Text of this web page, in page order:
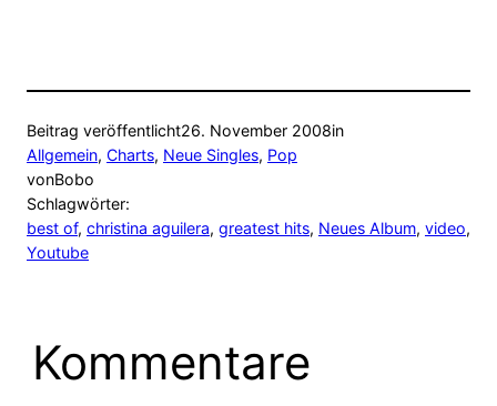
Beitrag veröffentlicht26. November 2008in
Allgemein, Charts, Neue Singles, Pop
vonBobo
Schlagwörter:
best of, christina aguilera, greatest hits, Neues Album, video
Youtube
Kommentare